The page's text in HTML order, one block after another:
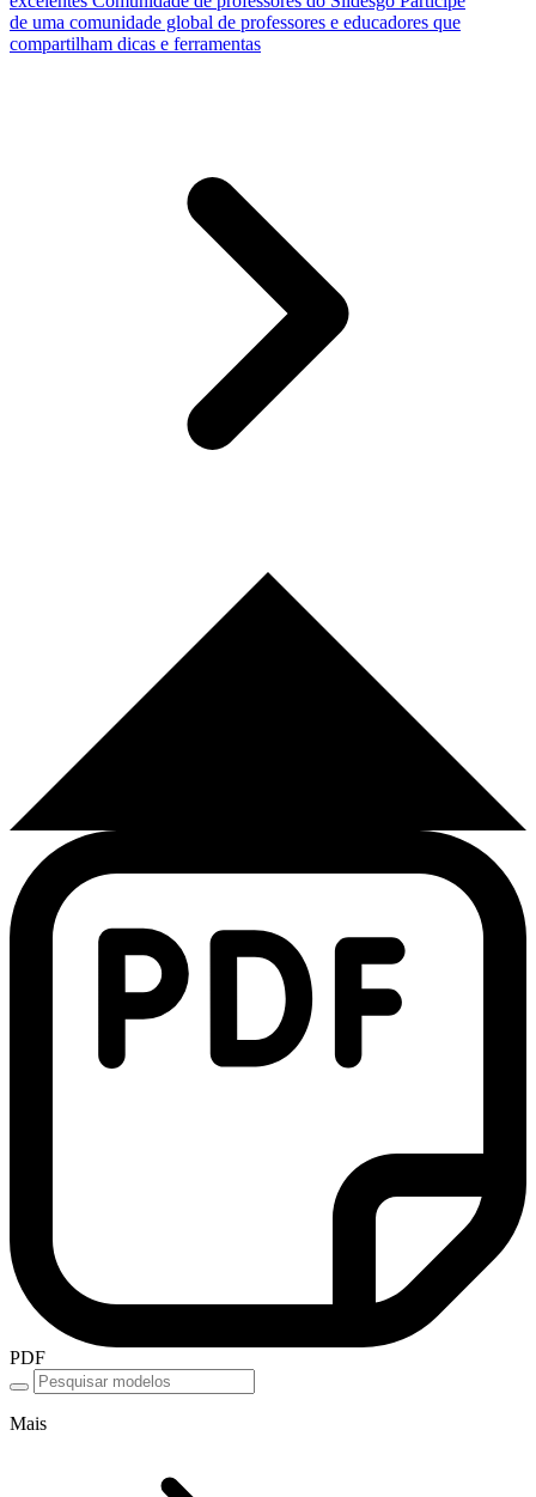
de uma comunidade global de professores e educadores que
compartilham dicas e ferramentas
PDF
Mais